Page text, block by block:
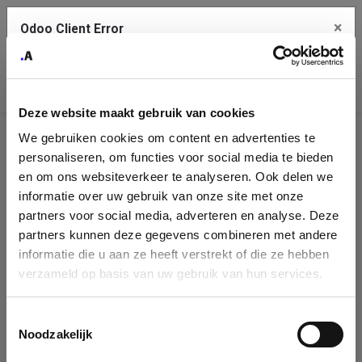
Deze website maakt gebruik van cookies
We gebruiken cookies om content en advertenties te
personaliseren, om functies voor social media te bieden
en om ons websiteverkeer te analyseren. Ook delen we
informatie over uw gebruik van onze site met onze
partners voor social media, adverteren en analyse. Deze
partners kunnen deze gegevens combineren met andere
informatie die u aan ze heeft verstrekt of die ze hebben
verzameld op basis van uw gebruik van hun services.
Noodzakelijk
Company
Identification
Please fill in your company details
You can search a company in our database by name, VAT or
enterprise ID. When a company is selected it will auto-complete the
form. If you don't find your company in our database, you can create
Odoo Client Error ×
service.
See details
Ok